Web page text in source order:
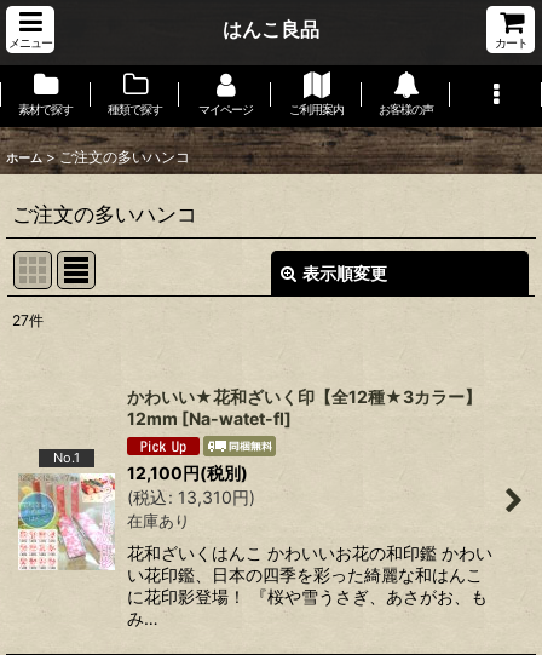
メニュー
はんこ良品
カート
素材で探す 種類で探す マイページ ご利用案内 お客様の声
ホーム > ご注文の多いハンコ
ご注文の多いハンコ
表示順変更
27件
No.1
かわいい★花和ざいく印【全12種★3カラー】
12mm [Na-watet-fl]
12,100円(税別)
(税込: 13,310円)
在庫あり
花和ざいくはんこ かわいいお花の和印鑑 かわい
い花印鑑、日本の四季を彩った綺麗な和はんこ
に花印影登場！ 『桜や雪うさぎ、あさがお、も
み…